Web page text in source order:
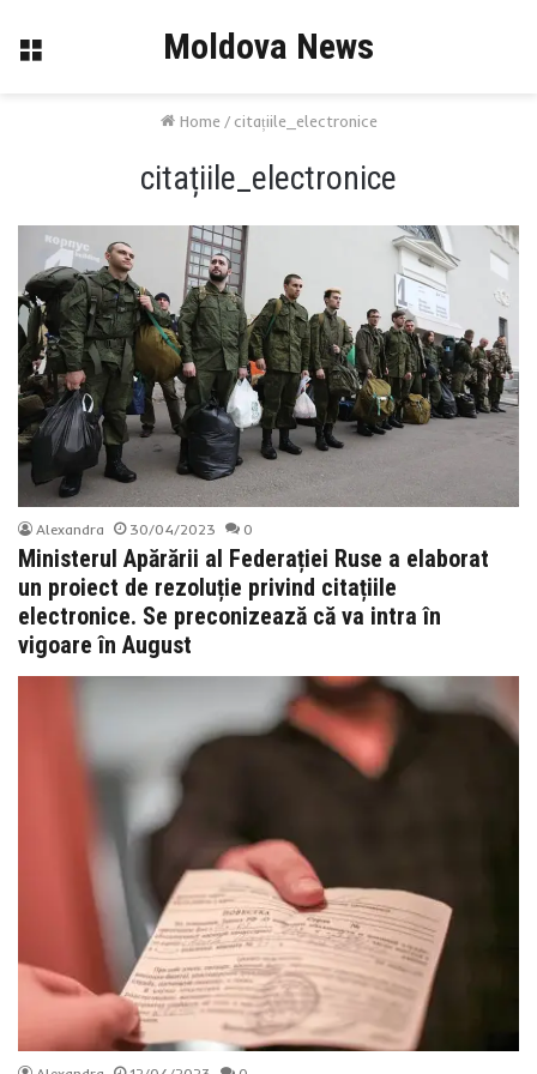
Menu Moldova News
Home / citațiile_electronice
citațiile_electronice
Alexandra 30/04/2023 0
Ministerul Apărării al Federației Ruse a elaborat
un proiect de rezoluție privind citațiile
electronice. Se preconizează că va intra în
vigoare în August